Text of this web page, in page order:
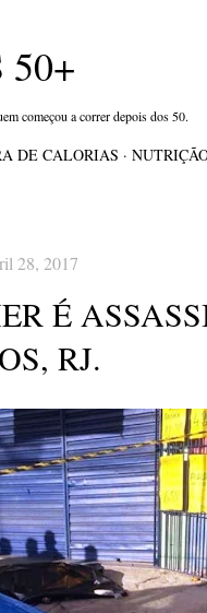
50+
começou a correr depois dos 50.
DE CALORIAS
28, 2017
É
RJ.